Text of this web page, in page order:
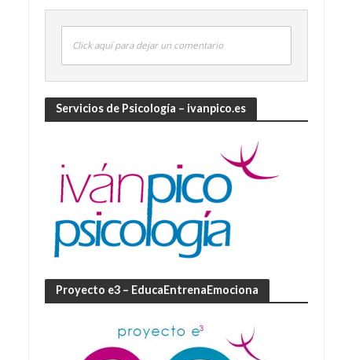
Click aquí para dejar un comentario
Servicios de Psicología – ivanpico.es
Proyecto e3 – EducaEntrenaEmociona